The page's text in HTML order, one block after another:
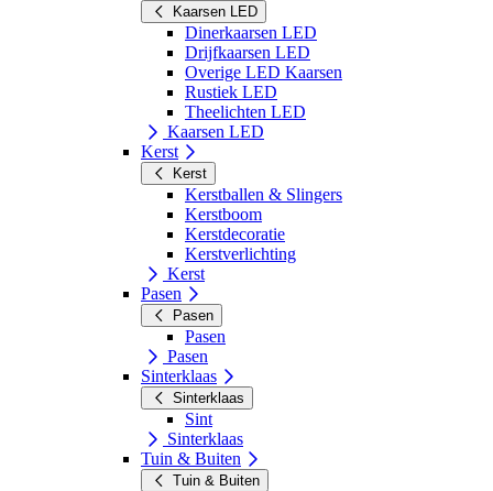
Kaarsen LED
Dinerkaarsen LED
Drijfkaarsen LED
Overige LED Kaarsen
Rustiek LED
Theelichten LED
Kaarsen LED
Kerst
Kerst
Kerstballen & Slingers
Kerstboom
Kerstdecoratie
Kerstverlichting
Kerst
Pasen
Pasen
Pasen
Pasen
Sinterklaas
Sinterklaas
Sint
Sinterklaas
Tuin & Buiten
Tuin & Buiten